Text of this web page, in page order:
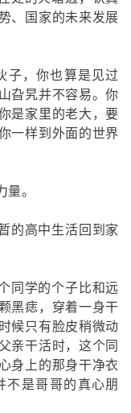
、国家的未来发展
子，你也算是见过
旮旯并不容易。你
是家里的老大，要
一样到外面的世界
。
的高中生活回到家
同学的个子比和远
黑痣，穿着一身干
候只有脸皮稍微动
亲干活时，这个同
身上的那身干净衣
不是哥哥的真心朋